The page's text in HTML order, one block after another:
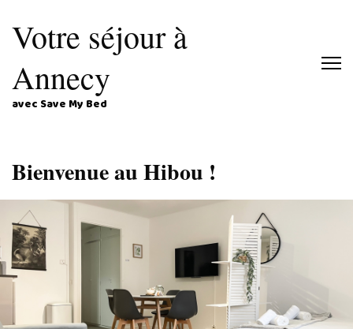
Votre séjour à
Annecy
avec Save My Bed
Bienvenue au Hibou !